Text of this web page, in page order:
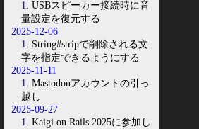
1
. USBスピーカー接続時に音
量設定を復元する
2025-12-06
1
. String#stripで削除される文
字を指定できるようにする
2025-11-11
1
. Mastodonアカウントの引っ
越し
2025-09-27
1
. Kaigi on Rails 2025に参加し